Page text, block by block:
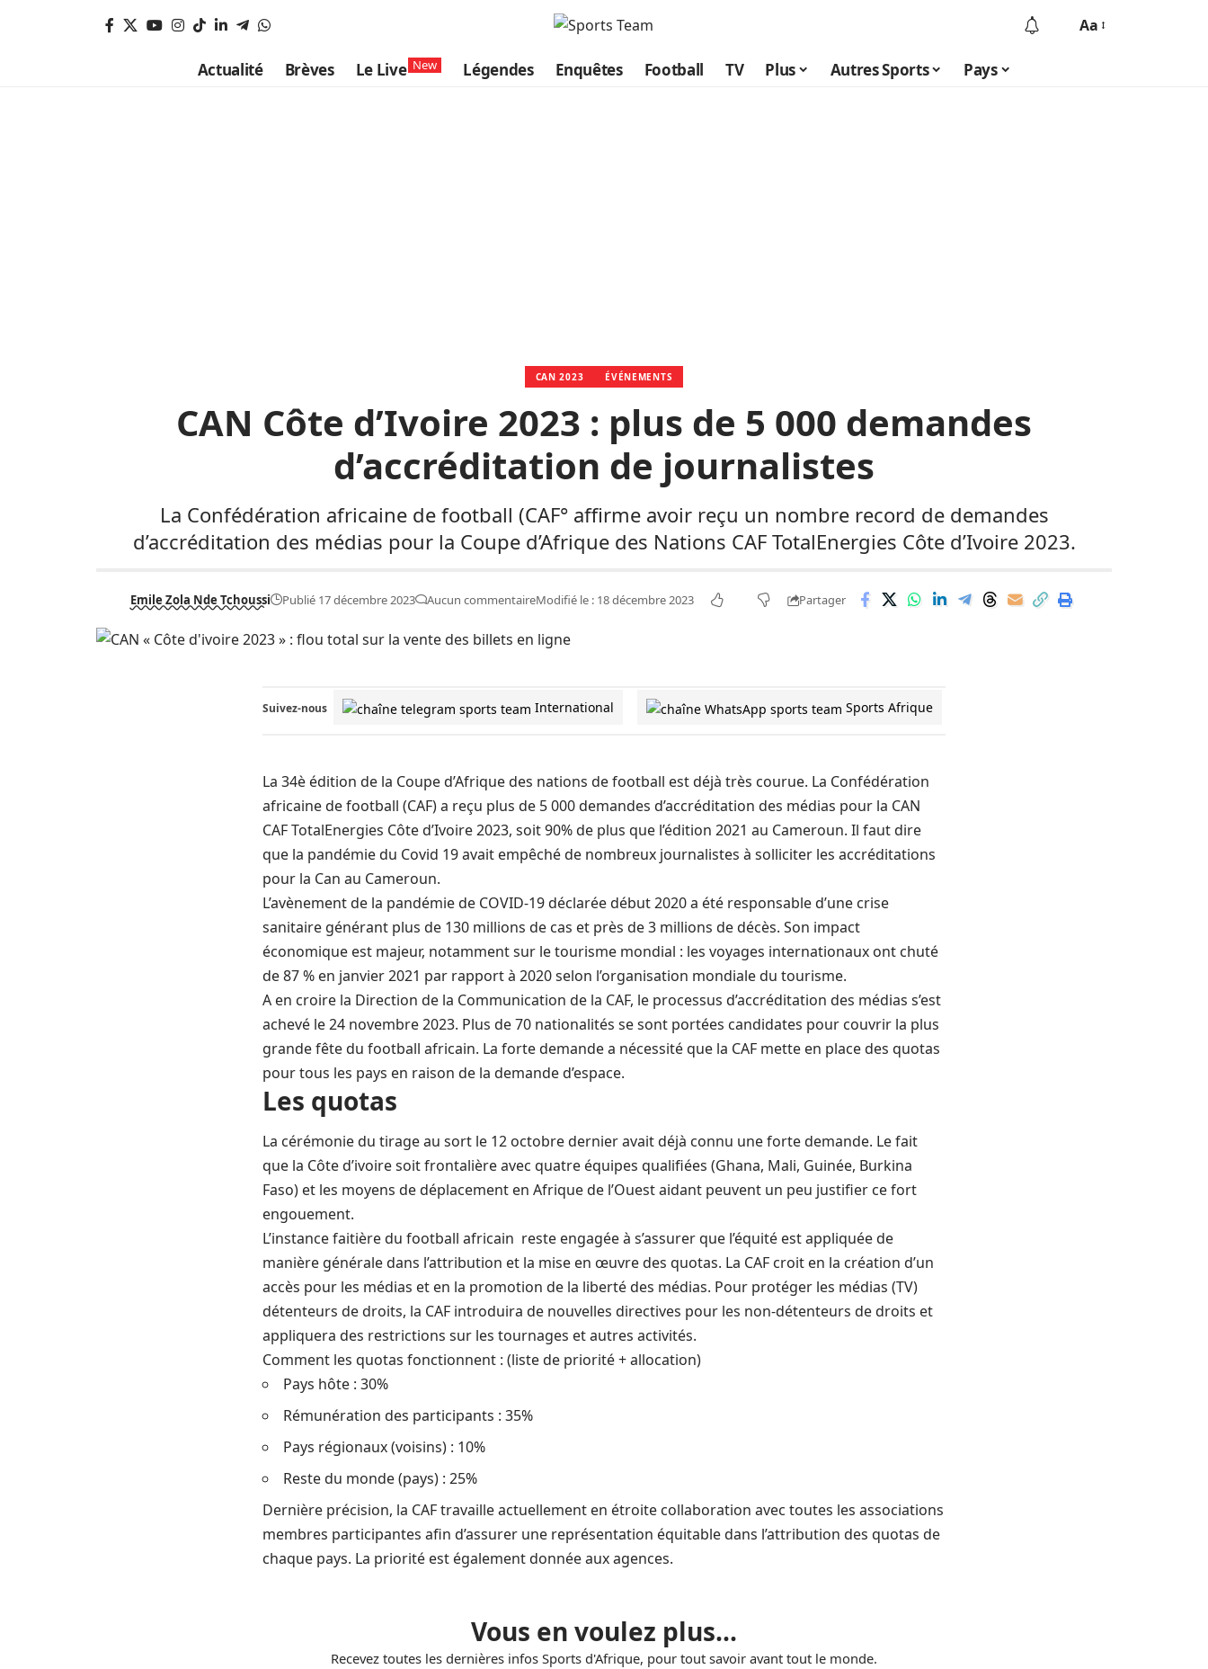
Aa
Actualité Brèves Le Live New Légendes Enquêtes Football TV Plus Autres Sports Pays
CAN 2023 ÉVÉNEMENTS
CAN Côte d’Ivoire 2023 : plus de 5 000 demandes
d’accréditation de journalistes
La Confédération africaine de football (CAF° affirme avoir reçu un nombre record de demandes
d’accréditation des médias pour la Coupe d’Afrique des Nations CAF TotalEnergies Côte d’Ivoire 2023.
Emile Zola Nde Tchoussi Publié 17 décembre 2023 Aucun commentaireModifié le : 18 décembre 2023 Partager
Suivez-nous International Sports Afrique
La 34è édition de la Coupe d’Afrique des nations de football est déjà très courue. La Confédération
africaine de football (CAF) a reçu plus de 5 000 demandes d’accréditation des médias pour la CAN
CAF TotalEnergies Côte d’Ivoire 2023, soit 90% de plus que l’édition 2021 au Cameroun. Il faut dire
que la pandémie du Covid 19 avait empêché de nombreux journalistes à solliciter les accréditations
pour la Can au Cameroun.
L’avènement de la pandémie de COVID-19 déclarée début 2020 a été responsable d’une crise
sanitaire générant plus de 130 millions de cas et près de 3 millions de décès. Son impact
économique est majeur, notamment sur le tourisme mondial : les voyages internationaux ont chuté
de 87 % en janvier 2021 par rapport à 2020 selon l’organisation mondiale du tourisme.
A en croire la Direction de la Communication de la CAF, le processus d’accréditation des médias s’est
achevé le 24 novembre 2023. Plus de 70 nationalités se sont portées candidates pour couvrir la plus
grande fête du football africain. La forte demande a nécessité que la CAF mette en place des quotas
pour tous les pays en raison de la demande d’espace.
Les quotas
La cérémonie du tirage au sort le 12 octobre dernier avait déjà connu une forte demande. Le fait
que la Côte d’ivoire soit frontalière avec quatre équipes qualifiées (Ghana, Mali, Guinée, Burkina
Faso) et les moyens de déplacement en Afrique de l’Ouest aidant peuvent un peu justifier ce fort
engouement.
L’instance faitière du football africain reste engagée à s’assurer que l’équité est appliquée de
manière générale dans l’attribution et la mise en œuvre des quotas. La CAF croit en la création d’un
accès pour les médias et en la promotion de la liberté des médias. Pour protéger les médias (TV)
détenteurs de droits, la CAF introduira de nouvelles directives pour les non-détenteurs de droits et
appliquera des restrictions sur les tournages et autres activités.
Comment les quotas fonctionnent : (liste de priorité + allocation)
Pays hôte : 30%
Rémunération des participants : 35%
Pays régionaux (voisins) : 10%
Reste du monde (pays) : 25%
Dernière précision, la CAFtravaille actuellement en étroite collaboration avec toutes les associations
membres participantes afin d’assurer une représentation équitable dans l’attribution des quotas de
chaque pays. La priorité est également donnée aux agences.
Vous en voulez plus...
Recevez toutes les dernières infos Sports d'Afrique, pour tout savoir avant tout le monde.